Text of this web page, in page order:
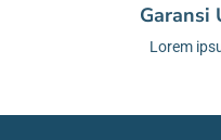
Garansi
Lorem